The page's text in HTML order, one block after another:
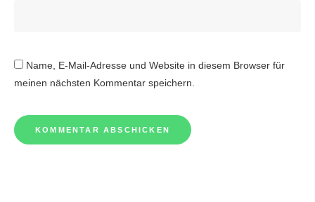
Name, E-Mail-Adresse und Website in diesem Browser für
meinen nächsten Kommentar speichern.